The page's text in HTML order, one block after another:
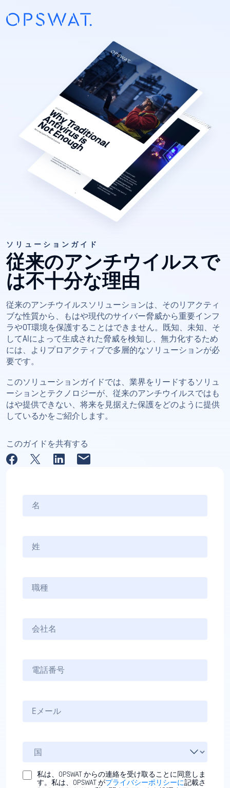
ソリューションガイド
従来のアンチウイルスで
は不十分な理由
従来のアンチウイルスソリューションは、そのリアクティ
ブな性質から、もはや現代のサイバー脅威から重要インフ
ラやOT環境を保護することはできません。既知、未知、そ
してAIによって生成された脅威を検知し、無力化するため
には、よりプロアクティブで多層的なソリューションが必
要です。
このソリューションガイドでは、業界をリードするソリュ
ーションとテクノロジーが、従来のアンチウイルスではも
はや提供できない、将来を見据えた保護をどのように提供
しているかをご紹介します。
このガイドを共有する
私は、OPSWAT からの連絡を受け取ることに同意しま
す。私は、OPSWAT がプライバシーポリシーに記載さ